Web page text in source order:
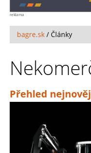
reklama
bagre.sk / Články
Přehled